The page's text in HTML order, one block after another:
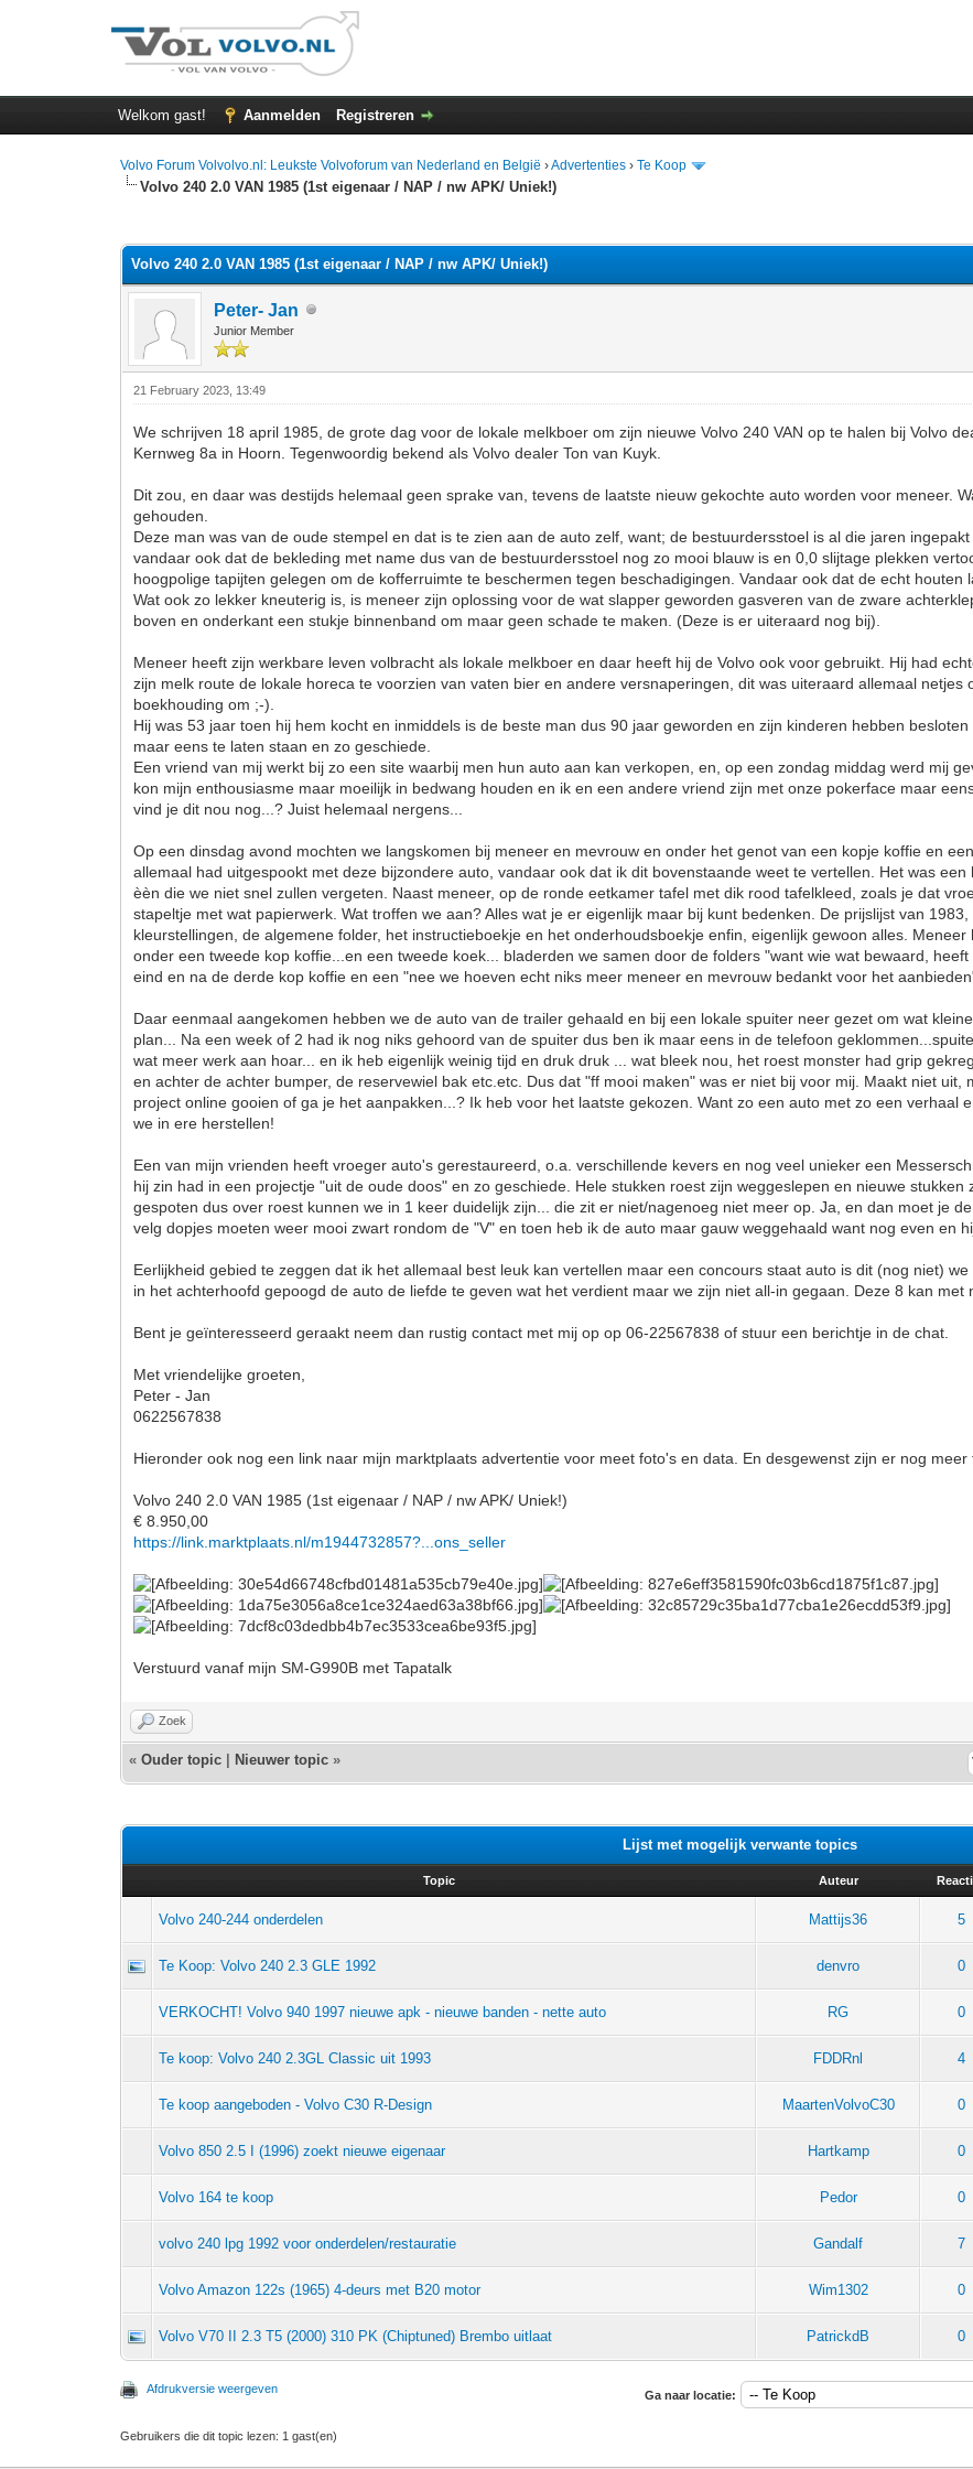
Welkom gast! Aanmelden Registreren
Volvo Forum Volvolvo.nl: Leukste Volvoforum van Nederland en België ›Advertenties ›Te Koop
Volvo 240 2.0 VAN 1985 (1st eigenaar / NAP / nw APK/ Uniek!)
Volvo 240 2.0 VAN 1985 (1st eigenaar / NAP / nw APK/ Uniek!)
Peter- Jan
Junior Member
21 February 2023, 13:49
We schrijven 18 april 1985, de grote dag voor de lokale melkboer om zijn nieuwe Volvo 240 VAN op te halen bij Volvo
Kernweg 8a in Hoorn. Tegenwoordig bekend als Volvo dealer Ton van Kuyk.
Dit zou, en daar was destijds helemaal geen sprake van, tevens de laatste nieuw gekochte auto worden voor meneer.
gehouden.
Deze man was van de oude stempel en dat is te zien aan de auto zelf, want; de bestuurdersstoel is al die jaren
vandaar ook dat de bekleding met name dus van de bestuurdersstoel nog zo mooi blauw is en 0,0 slijtage plekken
hoogpolige tapijten gelegen om de kofferruimte te beschermen tegen beschadigingen. Vandaar ook dat de echt
Wat ook zo lekker kneuterig is, is meneer zijn oplossing voor de wat slapper geworden gasveren van de zware
boven en onderkant een stukje binnenband om maar geen schade te maken. (Deze is er uiteraard nog bij).
Meneer heeft zijn werkbare leven volbracht als lokale melkboer en daar heeft hij de Volvo ook voor gebruikt. Hij had
zijn melk route de lokale horeca te voorzien van vaten bier en andere versnaperingen, dit was uiteraard allemaal
boekhouding om ;-).
Hij was 53 jaar toen hij hem kocht en inmiddels is de beste man dus 90 jaar geworden en zijn kinderen hebben
maar eens te laten staan en zo geschiede.
Een vriend van mij werkt bij zo een site waarbij men hun auto aan kan verkopen, en, op een zondag middag werd mij
kon mijn enthousiasme maar moeilijk in bedwang houden en ik en een andere vriend zijn met onze pokerface maar
vind je dit nou nog...? Juist helemaal nergens...
Op een dinsdag avond mochten we langskomen bij meneer en mevrouw en onder het genot van een kopje koffie en
allemaal had uitgespookt met deze bijzondere auto, vandaar ook dat ik dit bovenstaande weet te vertellen. Het was
èèn die we niet snel zullen vergeten. Naast meneer, op de ronde eetkamer tafel met dik rood tafelkleed, zoals je dat
stapeltje met wat papierwerk. Wat troffen we aan? Alles wat je er eigenlijk maar bij kunt bedenken. De prijslijst van
kleurstellingen, de algemene folder, het instructieboekje en het onderhoudsboekje enfin, eigenlijk gewoon alles.
onder een tweede kop koffie...en een tweede koek... bladerden we samen door de folders "want wie wat bewaard,
eind en na de derde kop koffie en een "nee we hoeven echt niks meer meneer en mevrouw bedankt voor het
Daar eenmaal aangekomen hebben we de auto van de trailer gehaald en bij een lokale spuiter neer gezet om wat
plan... Na een week of 2 had ik nog niks gehoord van de spuiter dus ben ik maar eens in de telefoon
wat meer werk aan hoar... en ik heb eigenlijk weinig tijd en druk druk ... wat bleek nou, het roest monster had grip
en achter de achter bumper, de reservewiel bak etc.etc. Dus dat "ff mooi maken" was er niet bij voor mij. Maakt niet
project online gooien of ga je het aanpakken...? Ik heb voor het laatste gekozen. Want zo een auto met zo een verhaal
we in ere herstellen!
Een van mijn vrienden heeft vroeger auto's gerestaureerd, o.a. verschillende kevers en nog veel unieker een
hij zin had in een projectje "uit de oude doos" en zo geschiede. Hele stukken roest zijn weggeslepen en nieuwe
gespoten dus over roest kunnen we in 1 keer duidelijk zijn... die zit er niet/nagenoeg niet meer op. Ja, en dan moet je
velg dopjes moeten weer mooi zwart rondom de "V" en toen heb ik de auto maar gauw weggehaald want nog even en
Eerlijkheid gebied te zeggen dat ik het allemaal best leuk kan vertellen maar een concours staat auto is dit (nog niet)
in het achterhoofd gepoogd de auto de liefde te geven wat het verdient maar we zijn niet all-in gegaan. Deze 8 kan met
Bent je geïnteresseerd geraakt neem dan rustig contact met mij op op 06-22567838 of stuur een berichtje in de chat.
Met vriendelijke groeten,
Peter - Jan
0622567838
Hieronder ook nog een link naar mijn marktplaats advertentie voor meet foto's en data. En desgewenst zijn er nog meer
Volvo 240 2.0 VAN 1985 (1st eigenaar / NAP / nw APK/ Uniek!)
€ 8.950,00
https://link.marktplaats.nl/m1944732857?...ons_seller
Verstuurd vanaf mijn SM-G990B met Tapatalk
Zoek
«Ouder topic Nieuwer topic »
Lijst met mogelijk verwante topics
Topic Auteur
Volvo 240-244 onderdelen Mattijs36 5
Te Koop: Volvo 240 2.3 GLE 1992 denvro 0
VERKOCHT! Volvo 940 1997 nieuwe apk - nieuwe banden - nette auto RG 0
Te koop: Volvo 240 2.3GL Classic uit 1993 FDDRnl 4
Te koop aangeboden - Volvo C30 R-Design MaartenVolvoC30 0
Volvo 850 2.5 I (1996) zoekt nieuwe eigenaar Hartkamp 0
Volvo 164 te koop Pedor 0
volvo 240 lpg 1992 voor onderdelen/restauratie Gandalf 7
Volvo Amazon 122s (1965) 4-deurs met B20 motor Wim1302 0
Volvo V70 II 2.3 T5 (2000) 310 PK (Chiptuned) Brembo uitlaat PatrickdB 0
Afdrukversie weergeven Ga naar locatie:
Gebruikers die dit topic lezen: 1 gast(en)